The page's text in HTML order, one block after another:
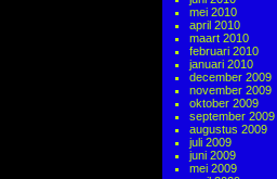
mei 2010
april 2010
maart 2010
februari 2010
januari 2010
december 2009
november 2009
oktober 2009
september 2009
augustus 2009
juli 2009
juni 2009
mei 2009